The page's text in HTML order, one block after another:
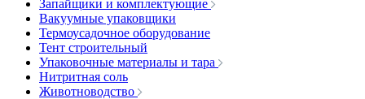
Запайщики и комплектующие
Вакуумные упаковщики
Термоусадочное оборудование
Тент строительный
Упаковочные материалы и тара
Нитритная соль
Животноводство